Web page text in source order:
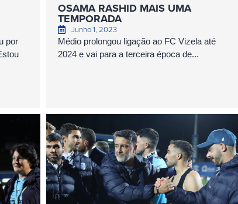
por
OSAMA RASHID MAIS UMA
TEMPORADA
Junho 1, 2023
Médio prolongou ligação ao FC Vizela até
2024 e vai para a terceira época de...